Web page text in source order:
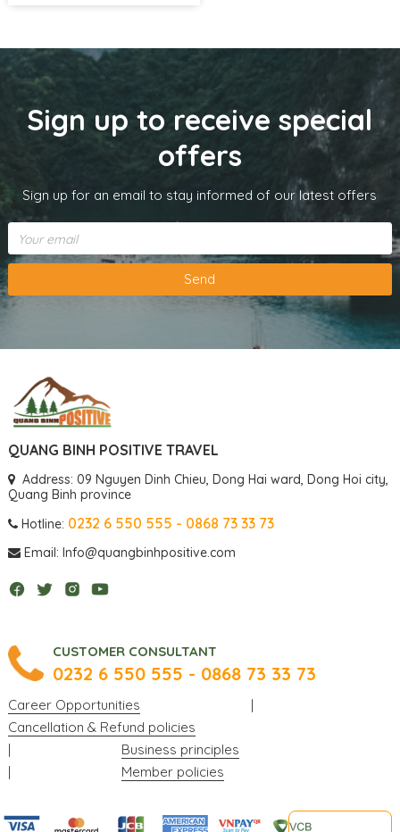
Sign up to receive special
offers
Sign up for an email to stay informed of our latest offers
Send
QUANG BINH POSITIVE TRAVEL
Address: 09 Nguyen Dinh Chieu, Dong Hai ward, Dong Hoi city,
Quang Binh province
Hotline: 0232 6 550 555 - 0868 73 33 73
Email: Info@quangbinhpositive.com
CUSTOMER CONSULTANT
0232 6 550 555 - 0868 73 33 73
Career Opportunities
|
Cancellation & Refund policies
|
Business principles
|
Member policies